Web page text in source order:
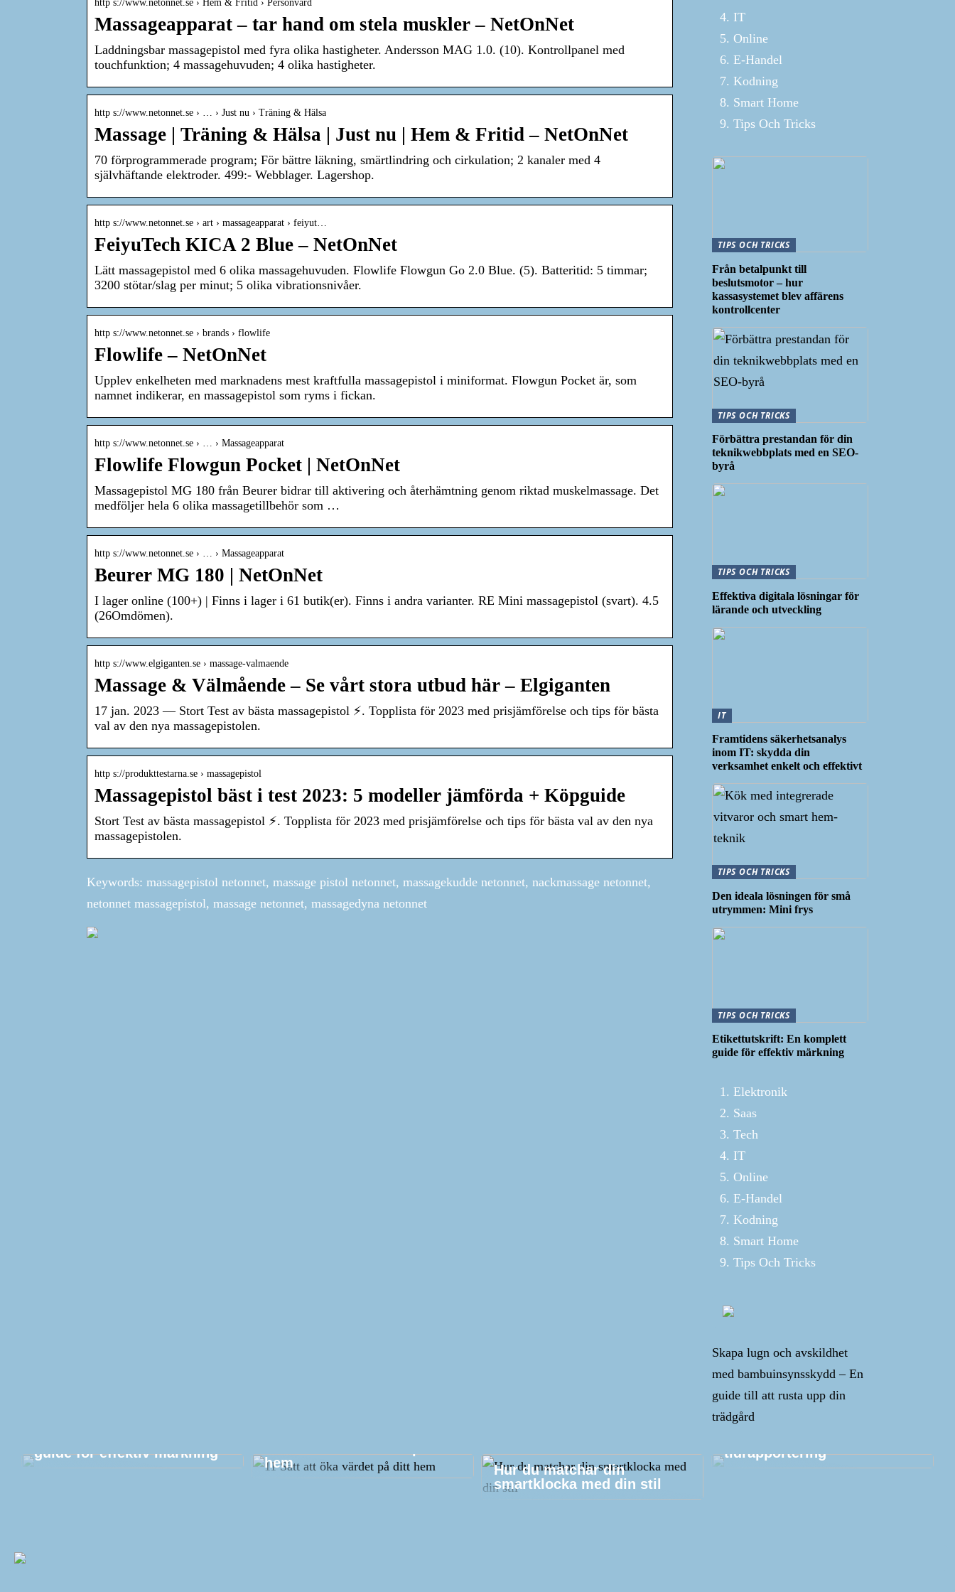
http s://www.netonnet.se › Hem & Fritid › Personvård
Massageapparat – tar hand om stela muskler – NetOnNet
Laddningsbar massagepistol med fyra olika hastigheter. Andersson MAG 1.0. (10). Kontrollpanel med
touchfunktion; 4 massagehuvuden; 4 olika hastigheter.
http s://www.netonnet.se › … › Just nu › Träning & Hälsa
Massage | Träning & Hälsa | Just nu | Hem & Fritid – NetOnNet
70 förprogrammerade program; För bättre läkning, smärtlindring och cirkulation; 2 kanaler med 4
självhäftande elektroder. 499:- Webblager. Lagershop.
http s://www.netonnet.se › art › massageapparat › feiyut…
FeiyuTech KICA 2 Blue – NetOnNet
Lätt massagepistol med 6 olika massagehuvuden. Flowlife Flowgun Go 2.0 Blue. (5). Batteritid: 5 timmar;
3200 stötar/slag per minut; 5 olika vibrationsnivåer.
http s://www.netonnet.se › brands › flowlife
Flowlife – NetOnNet
Upplev enkelheten med marknadens mest kraftfulla massagepistol i miniformat. Flowgun Pocket är, som
namnet indikerar, en massagepistol som ryms i fickan.
http s://www.netonnet.se › … › Massageapparat
Flowlife Flowgun Pocket | NetOnNet
Massagepistol MG 180 från Beurer bidrar till aktivering och återhämtning genom riktad muskelmassage. Det
medföljer hela 6 olika massagetillbehör som …
http s://www.netonnet.se › … › Massageapparat
Beurer MG 180 | NetOnNet
I lager online (100+) | Finns i lager i 61 butik(er). Finns i andra varianter. RE Mini massagepistol (svart). 4.5
(26Omdömen).
http s://www.elgiganten.se › massage-valmaende
Massage & Välmående – Se vårt stora utbud här – Elgiganten
17 jan. 2023 — Stort Test av bästa massagepistol ⚡. Topplista för 2023 med prisjämförelse och tips för bästa
val av den nya massagepistolen.
http s://produkttestarna.se › massagepistol
Massagepistol bäst i test 2023: 5 modeller jämförda + Köpguide
Stort Test av bästa massagepistol ⚡. Topplista för 2023 med prisjämförelse och tips för bästa val av den nya
massagepistolen.
Keywords: massagepistol netonnet, massage pistol netonnet, massagekudde netonnet, nackmassage netonnet,
netonnet massagepistol, massage netonnet, massagedyna netonnet
IT
Online
E-Handel
Kodning
Smart Home
Tips Och Tricks
TIPS OCH TRICKS
Från betalpunkt till
beslutsmotor – hur
kassasystemet blev affärens
kontrollcenter
TIPS OCH TRICKS
Förbättra prestandan för din
teknikwebbplats med en SEO-
byrå
TIPS OCH TRICKS
Effektiva digitala lösningar för
lärande och utveckling
IT
Framtidens säkerhetsanalys
inom IT: skydda din
verksamhet enkelt och effektivt
TIPS OCH TRICKS
Den ideala lösningen för små
utrymmen: Mini frys
TIPS OCH TRICKS
Etikettutskrift: En komplett
guide för effektiv märkning
Elektronik
Saas
Tech
IT
Online
E-Handel
Kodning
Smart Home
Tips Och Tricks
Skapa lugn och avskildhet
med bambuinsynsskydd – En
guide till att rusta upp din
trädgård
guide för effektiv märkning
hem
Hur du matchar din
smartklocka med din stil
tidrapportering